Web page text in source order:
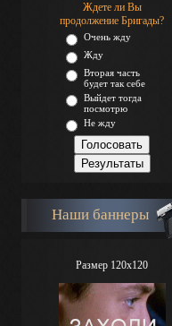
Ждете ли Вы
продолжение Бригады?
Очень жду
Жду
Вторая часть
будет так себе
Выйдет тогда
посмотрю
Не жду
Наши баннеры
Размер 120x120